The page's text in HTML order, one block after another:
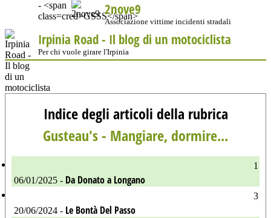
2nove9
Associazione vittime incidenti stradali
Irpinia Road - Il blog di un motociclista
Per chi vuole girare l'Irpinia
Indice degli articoli della rubrica
Gusteau's - Mangiare, dormire...
1
06/01/2025 - Da Donato a Longano
3
20/06/2024 - Le Bontà Del Passo